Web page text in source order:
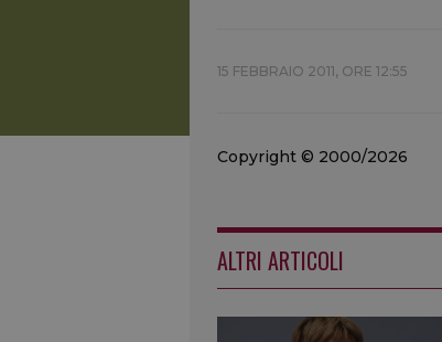
15 FEBBRAIO 2011, ORE 12:55
Copyright © 2000/2026
ALTRI ARTICOLI